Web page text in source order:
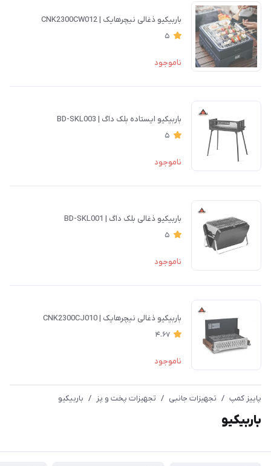
باربیکیو ذغالی نیچرهایک | CNK2300CW012
5
ناموجود
باربیکیو ایستاده بلک داگ | BD-SKL003
5
ناموجود
باربیکیو ذغالی بلک داگ | BD-SKL001
5
ناموجود
باربیکیو ذغالی نیچرهایک | CNK2300CJ010
4.67
ناموجود
پاییز کمپ / تجهیزات جانبی / تجهیزات پخت و پز / باربیکیو
باربیکیو